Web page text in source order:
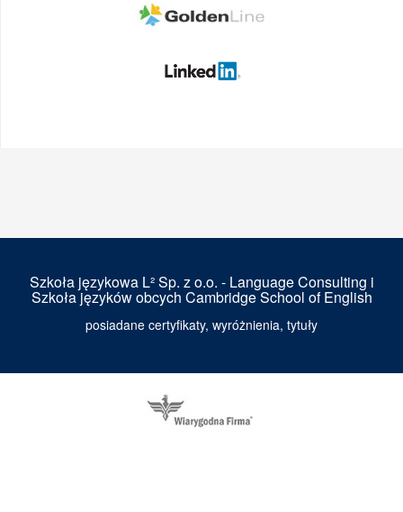
Szkoła językowa L² Sp. z o.o. - Language Consulting i
Szkoła języków obcych Cambridge School of English
posiadane certyfikaty, wyróżnienia, tytuły